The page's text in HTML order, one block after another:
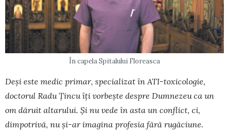
În capela Spitalului Floreasca
Deși este medic primar, specializat în ATI-toxicologie,
doctorul Radu Țincu îți vorbește despre Dumnezeu ca un
om dăruit altarului. Și nu vede în asta un conflict, ci,
dimpotrivă, nu și-ar imagina profesia fără rugăciune.